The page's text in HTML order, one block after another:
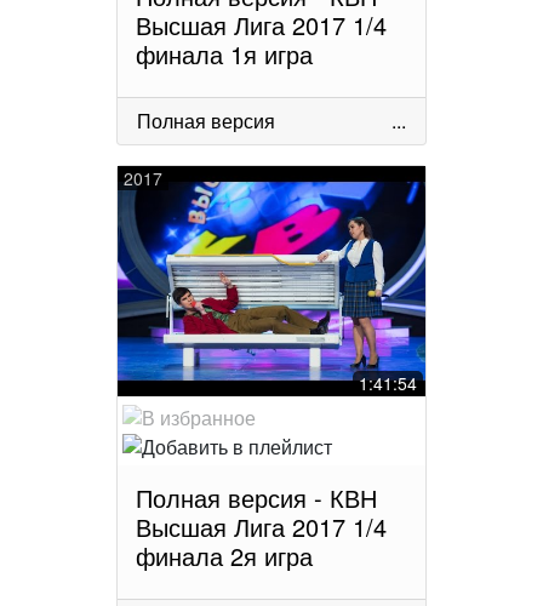
Высшая Лига 2017 1/4
финала 1я игра
Полная версия ...
2017
1:41:54
Полная версия - КВН
Высшая Лига 2017 1/4
финала 2я игра